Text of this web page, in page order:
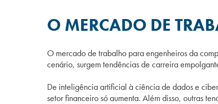
O MERCADO DE
O mercado de trabalho para engenheiros da
cenário, surgem tendências de carreira
De inteligência artificial à ciência de dados e
setor financeiro só aumenta. Além disso, outras